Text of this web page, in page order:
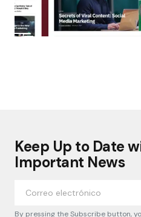
Keep Up to Date
Important News
By pressing the Subscribe button,